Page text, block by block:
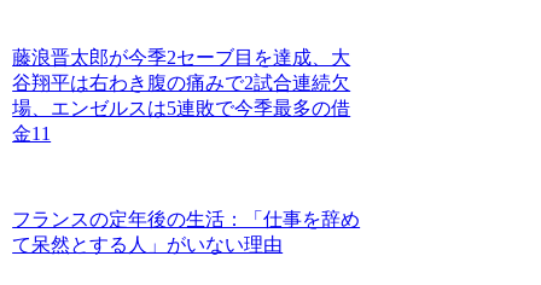
藤浪晋太郎が今季2セーブ目を達成、大
谷翔平は右わき腹の痛みで2試合連続欠
場、エンゼルスは5連敗で今季最多の借
金11
フランスの定年後の生活：「仕事を辞め
て呆然とする人」がいない理由